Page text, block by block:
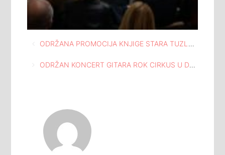
Navigacija
članaka
ODRŽANA PROMOCIJA KNJIGE STARA TUZLA – SRPSKA VAROŠ, AUTORA MILANA TOPIĆA, PROTOJEREJA STAVROFORA
ODRŽAN KONCERT GITARA ROK CIRKUS U DVORANI KALEIDOSKOP TUZLA